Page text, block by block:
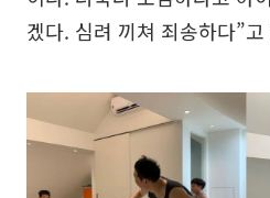
겠다. 심려 끼쳐 죄송하다”